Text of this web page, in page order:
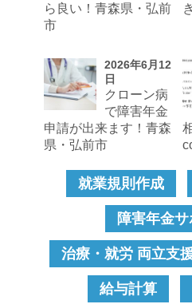
ら良い！青森県・弘前
市
2026年6月12
日
クローン病
で障害年金
申請が出来ます！青森
県・弘前市
就業規則作成
障害年金サ
治療・就労 両立支
給与計算